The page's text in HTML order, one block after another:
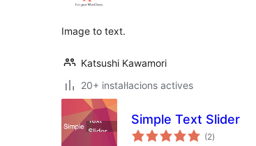
Image to text.
Katsushi Kawamori
20+ instal·lacions actives
Simple Text Slider
(2puntuacions
totals
)